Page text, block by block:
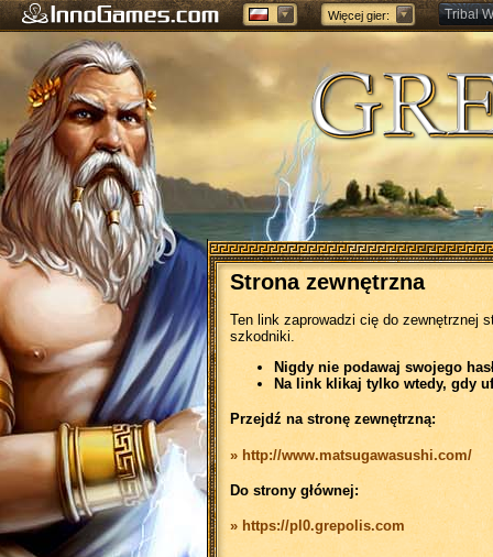
Więcej gier: Tribal
Forge
Strona zewnętrzna
Ten link zaprowadzi cię do zewnętrznej
szkodniki.
Nigdy nie podawaj swojego
Na link klikaj tylko wtedy, gdy
Przejdź na stronę zewnętrzną:
» http://www.matsugawasushi.com/
Do strony głównej:
» https://pl0.grepolis.com